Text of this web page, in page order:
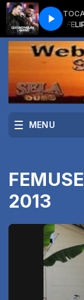
MENU
2013